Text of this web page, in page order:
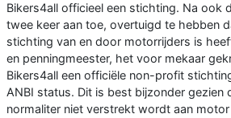
Bikers4all officieel een stichting. Na ook
twee keer aan toe, overtuigd te hebben
stichting van en door motorrijders is
en penningmeester, het voor mekaar
Bikers4all een officiële non-profit
ANBI status. Dit is best bijzonder gezien
normaliter niet verstrekt wordt aan